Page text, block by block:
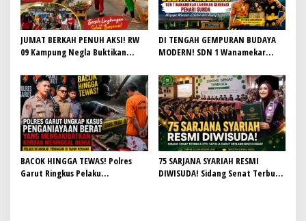
JUMAT BERKAH PENUH AKSI! RW
09 Kampung Negla Buktikan
Slogan, Warga Bersatu Sambut
HUT RI ke-81
DI TENGAH GEMPURAN BUDAYA
MODERN! SDN 1 Wanamekar
Menjaga Warisan Leluhur dari
Ruang Kelas
BACOK HINGGA TEWAS! Polres
Garut Ringkus Pelaku
75 SARJANA SYARIAH RESMI
DIWISUDA! Sidang Senat Terbuka